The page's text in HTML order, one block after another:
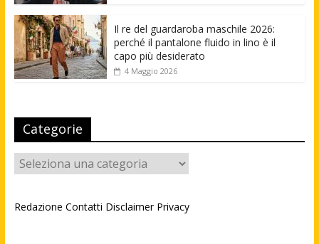
Il re del guardaroba maschile 2026:
perché il pantalone fluido in lino è il
capo più desiderato
4 Maggio 2026
Categorie
Categorie
Redazione Contatti Disclaimer Privacy